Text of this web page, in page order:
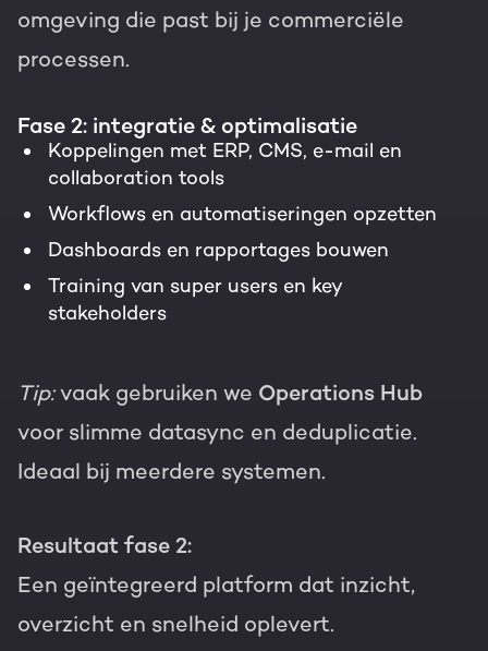
omgeving die past bij je commerciële
processen.
Fase 2: integratie & optimalisatie
Koppelingen met ERP, CMS, e-mail en
collaboration tools
Workflows en automatiseringen opzetten
Dashboards en rapportages bouwen
Training van super users en key
stakeholders
Tip:vaak gebruiken we Operations Hub
voor slimme datasync en deduplicatie.
Ideaal bij meerdere systemen.
Resultaat fase 2:
Een geïntegreerd platform dat inzicht,
overzicht en snelheid oplevert.